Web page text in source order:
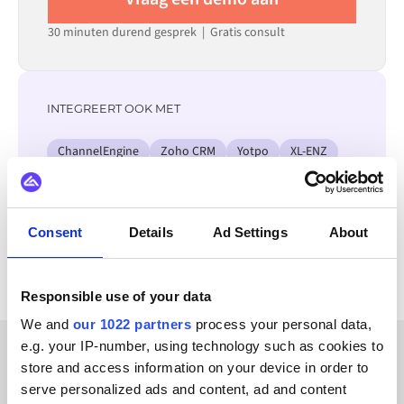
Consent Details Ad Settings About
Responsible use of your data
We and our 1022 partners process your personal data,
e.g. your IP-number, using technology such as cookies to
store and access information on your device in order to
serve personalized ads and content, ad and content
30 minuten durend gesprek | Gratis consult
INTEGREERT OOK MET
ChannelEngine Zoho CRM Yotpo
XL-ENZ
Virto Commerce
Bekijk alle Amazon integraties
KLANTVERHALEN